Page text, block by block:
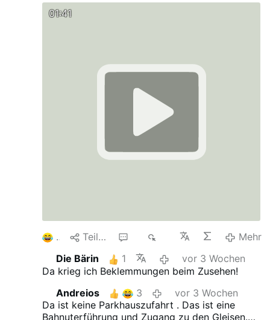
01:41
1 Teilen
Mehr
Die Bärin
1
vor 3 Wochen
Da krieg ich Beklemmungen beim Zusehen!
Andreios
3
vor 3 Wochen
Da ist keine Parkhauszufahrt . Das ist eine
Bahnuterführung und Zugang zu den Gleisen.